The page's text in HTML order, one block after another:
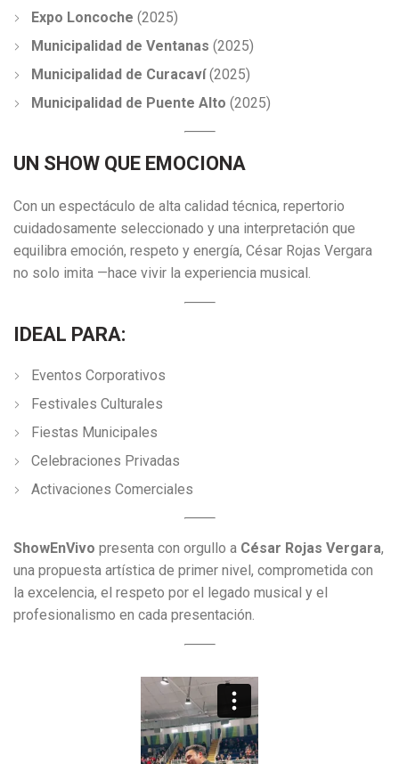
Expo Loncoche (2025)
Municipalidad de Ventanas (2025)
Municipalidad de Curacaví(2025)
Municipalidad de Puente Alto (2025)
UN SHOW QUE EMOCIONA
Con un espectáculo de alta calidad técnica, repertorio
cuidadosamente seleccionado y una interpretación que
equilibra emoción, respeto y energía, César Rojas Vergara
no solo imita —hace vivir la experiencia musical.
IDEAL PARA:
Eventos Corporativos
Festivales Culturales
Fiestas Municipales
Celebraciones Privadas
Activaciones Comerciales
ShowEnVivo presenta con orgullo a César Rojas Vergara,
una propuesta artística de primer nivel, comprometida con
la excelencia, el respeto por el legado musical y el
profesionalismo en cada presentación.